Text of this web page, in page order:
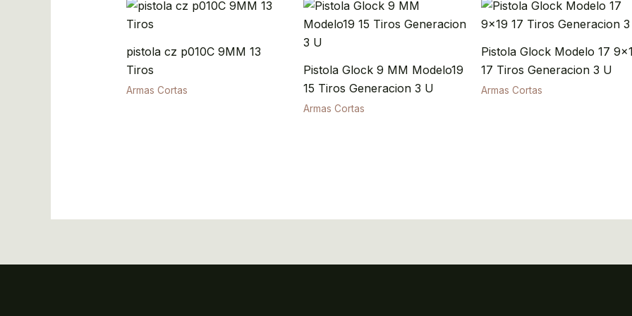
pistola cz p010C 9MM 13
Tiros
Armas Cortas
Pistola Glock 9 MM Modelo19
15 Tiros Generacion 3 U
Armas Cortas
Pistola Glock Modelo 17
17 Tiros Generacion 3 U
Armas Cortas